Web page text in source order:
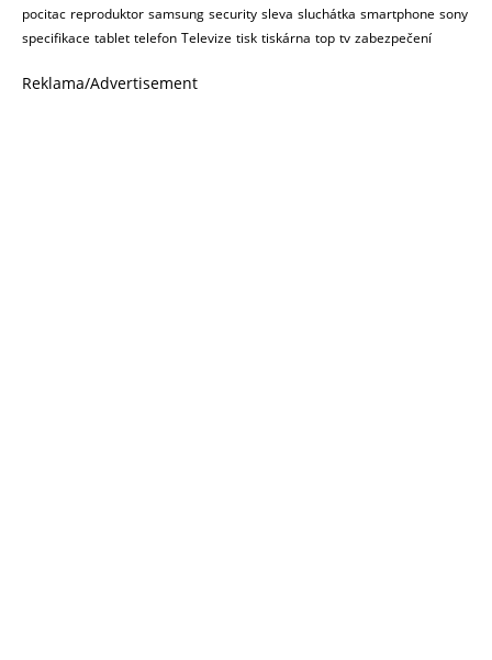
pocitac reproduktor samsung security sleva sluchátka smartphone sony
specifikace tablet telefon Televize tisk tiskárna top tv zabezpečení
Reklama/Advertisement